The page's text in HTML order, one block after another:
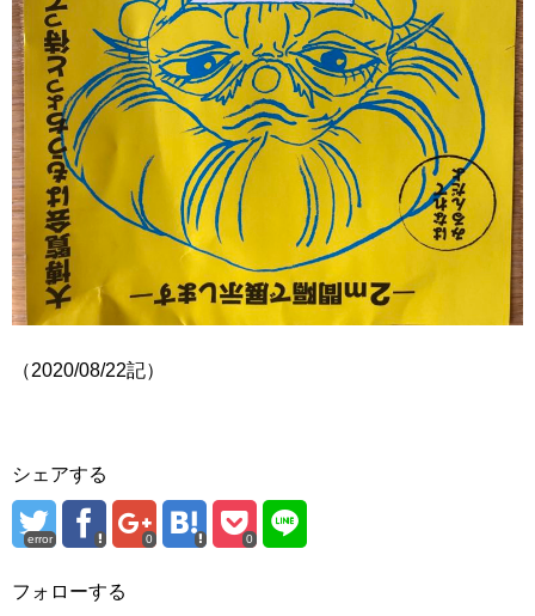
（2020/08/22記）
シェアする
error 0 0
フォローする